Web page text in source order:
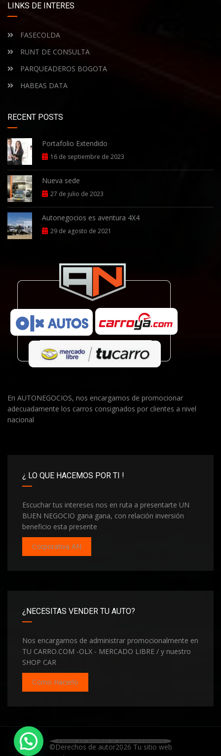
LINKS DE INTERES
FASECOLDA
RUNT DE CONSULTA
PARQUEADEROS BOGOTA
HABEAS DATA
RECENT POSTS
Portafolio Extendido
16 de septiembre de 2023
Nueva sede
27 de julio de 2023
Autonegocios es aventura 4X4
29 de agosto de 2021
En AUTONEGOCIOS, nos encargamos de promocionar
adecuadamente los carros consignados por clientes a nivel
nacional
¿ LO QUE HACEMOS POR TI !
Escuchar tus intereses nos en ruta a presentarte UN
BUEN NEGOCIO gana gana, con relación inversión
beneficio esta presente
Corporativa AN
¿NECESITAS VENDER TU AUTO?
Nos encargamos de administrar promocionalmente en
TU CARRO.COM -OLX - MERCADO LIBRE / y nuestro
SHOP CAR
Como Hacerlo
©Derechos de autor2026 Tu sitio web
Hola te invito a conectarnos